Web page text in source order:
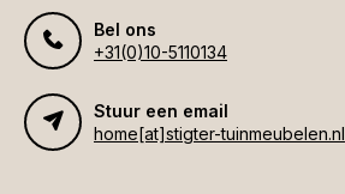
Bel ons
+31(0)10-5110134
Stuur een email
home[at]stigter-tuinmeubelen.nl